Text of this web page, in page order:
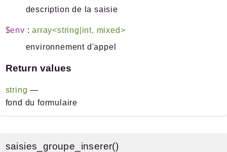
description de la saisie
$env :array<string|int, mixed>
environnement d'appel
Return values
string —
fond du formulaire
saisies_groupe_inserer()